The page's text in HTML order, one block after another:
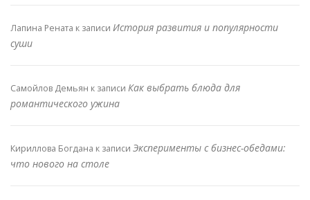
Лапина Рената к записи История развития и популярности
суши
Самойлов Демьян к записи Как выбрать блюда для
романтического ужина
Кириллова Богдана к записи Эксперименты с бизнес-обедами:
что нового на столе